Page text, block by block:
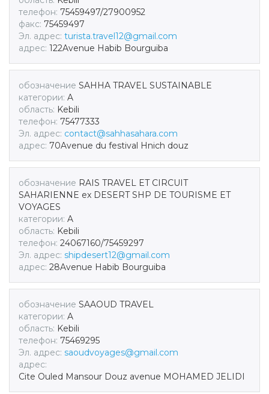
телефон: 75459497/27900952
факс: 75459497
Эл. адрес: turista.travel12@gmail.com
адрес: 122Avenue Habib Bourguiba
обозначение SAHHA TRAVEL SUSTAINABLE
категории: A
область: Kebili
телефон: 75477333
Эл. адрес: contact@sahhasahara.com
адрес: 70Avenue du festival Hnich douz
обозначение RAIS TRAVEL ET CIRCUIT
SAHARIENNE ex DESERT SHP DE TOURISME ET
VOYAGES
категории: A
область: Kebili
телефон: 24067160/75459297
Эл. адрес: shipdesert12@gmail.com
адрес: 28Avenue Habib Bourguiba
обозначение SAAOUD TRAVEL
категории: A
область: Kebili
телефон: 75469295
Эл. адрес: saoudvoyages@gmail.com
адрес:
Cite Ouled Mansour Douz avenue MOHAMED JELIDI